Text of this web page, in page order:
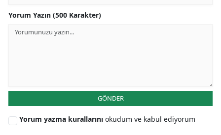
Yorum Yazın (500 Karakter)
GÖNDER
Yorum yazma kurallarını okudum ve kabul ediyorum